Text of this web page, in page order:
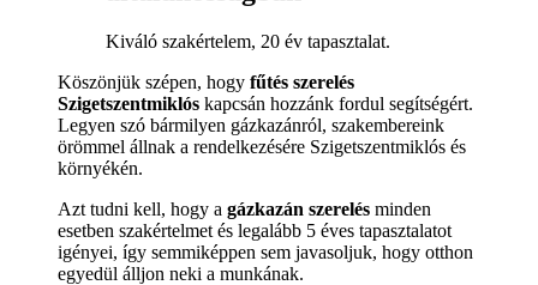
Kiváló szakértelem, 20 év tapasztalat.
Köszönjük szépen, hogy fűtés szerelés
Szigetszentmiklós kapcsán hozzánk fordul segítségért.
Legyen szó bármilyen gázkazánról, szakembereink
örömmel állnak a rendelkezésére Szigetszentmiklós és
környékén.
Azt tudni kell, hogy a gázkazán szerelés minden
esetben szakértelmet és legalább 5 éves tapasztalatot
igényei, így semmiképpen sem javasoljuk, hogy otthon
egyedül álljon neki a munkának.